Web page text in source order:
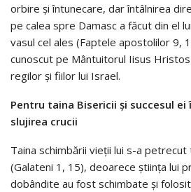
orbire și întunecare, dar întâlnirea
pe calea spre Damasc a făcut din el
vasul cel ales (Faptele apostolilor 9,
cunoscut pe Mântuitorul Iisus
regilor și fiilor lui Israel.
Pentru taina Bisericii și succesul ei
slujirea crucii
Taina schimbării vieții lui s-a
(Galateni 1, 15), deoarece știința lui
dobândite au fost schimbate și